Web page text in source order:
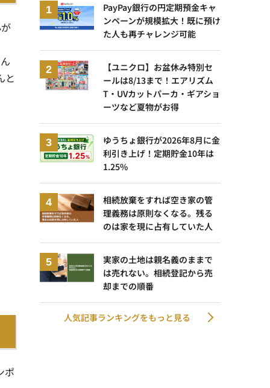
と
ポ
PayPay銀行の円定期預金キャ
ンペーンが規模拡大！既に預け
た人も再チャレンジ可能
【ユニクロ】お盆休み特別セ
ールは8/13まで！エアリズム
T・UVカットパーカ・ギアショ
ーツなど夏物がお得
ゆうちょ銀行が2026年8月に金
利引き上げ！定期貯金10年は
1.25%
相続放棄をすれば空き家の管
理義務は原則なくなる。残る
のは家を現に占有していた人
実家の土地は親名義のままで
は売れない。相続登記から売
却までの順番
人気記事ランキングをもっと見る